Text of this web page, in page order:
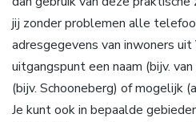
jij zonder problemen alle
adresgegevens van inwoners uit
uitgangspunt een naam (bijv.
(bijv. Schooneberg) of mogelijk
Je kunt ook in bepaalde